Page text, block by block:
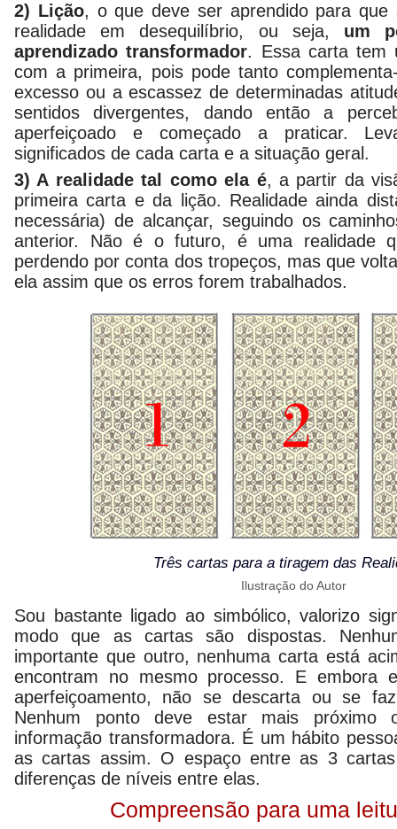
2) Lição, o que deve ser aprendido para que
realidade em desequilíbrio, ou seja, um
aprendizado transformador. Essa carta tem
com a primeira, pois pode tanto
excesso ou a escassez de determinadas
sentidos divergentes, dando então a
aperfeiçoado e começado a praticar.
significados de cada carta e a situação geral.
3) A realidade tal como ela é, a partir da
primeira carta e da lição. Realidade ainda
necessária) de alcançar, seguindo os
anterior. Não é o futuro, é uma realidade
perdendo por conta dos tropeços, mas que
ela assim que os erros forem trabalhados.
Três cartas para a tiragem das
Ilustração do Autor
Sou bastante ligado ao simbólico, valorizo
modo que as cartas são dispostas.
importante que outro, nenhuma carta está
encontram no mesmo processo. E embora
aperfeiçoamento, não se descarta ou se
Nenhum ponto deve estar mais próximo
informação transformadora. É um hábito
as cartas assim. O espaço entre as 3
diferenças de níveis entre elas.
Compreensão para uma